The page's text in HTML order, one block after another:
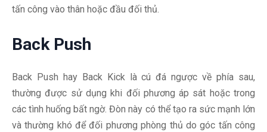
tấn công vào thân hoặc đầu đối thủ.
Back Push
Back Push hay Back Kick là cú đá ngược về phía sau,
thường được sử dụng khi đối phương áp sát hoặc trong
các tình huống bất ngờ. Đòn này có thể tạo ra sức mạnh lớn
và thường khó để đối phương phòng thủ do góc tấn công